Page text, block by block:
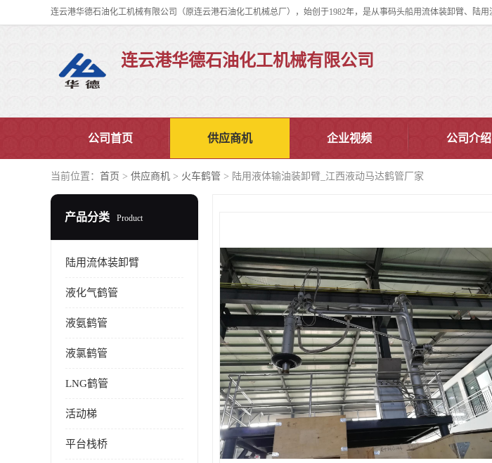
连云港华德石油化工机械有限公司
公司首页 供应商机 企业视频 公司介绍
当前位置： 首页 > 供应商机 > 火车鹤管 > 陆用液体输油装卸臂_江西液动马达鹤管厂家
产品分类 Product
陆用流体装卸臂
液化气鹤管
液氨鹤管
液氯鹤管
LNG鹤管
活动梯
平台栈桥